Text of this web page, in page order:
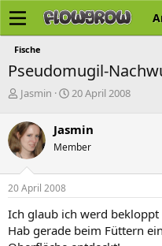
Fische
Pseudomugil-
E
s
t
e
l
l
e
Jasmin
E
t
e
l
m
20 April 2008
Jasmin
Member
20 April 2008
Ich glaub ich werd bekloppt
Hab gerade beim Füttern